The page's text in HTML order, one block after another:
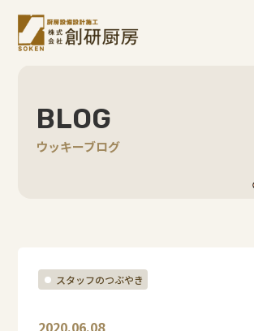
BLOG
ウッキーブログ
スタッフのつぶやき
2020.06.08